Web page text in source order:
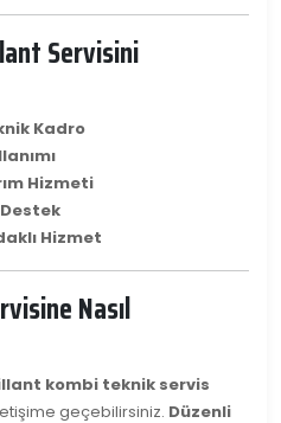
Servisini
Kadro
Hizmeti
Destek
Hizmet
Nasıl
kombi teknik servis
geçebilirsiniz. Düzenli